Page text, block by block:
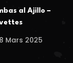
al Ajillo –
Mars 2025